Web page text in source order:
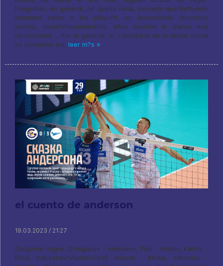
Preguntas, en general, no queda nada, excepto que Neftyanik
intentará saltar a los playoffs en Novosibirsk. Nosotros
somos, desafortunadamente, ellos mismos le dieron esa
oportunidad ... Por lo general, el calendario de la última ronda
se compone así, leer m?s »
el cuento de anderson
19.03.2023 / 21:27
Gazprom-Yugra: Ozhiganov - Alekseev, Piún - Kirillov, Katich -
Botín, Kabeshov/VlaskovZenit: Kobzar - Kliuka, Yakovlev -